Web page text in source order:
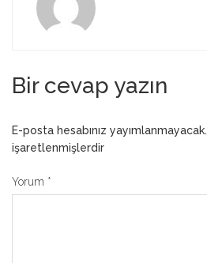
Bir cevap yazın
E-posta hesabınız yayımlanmayacak.
işaretlenmişlerdir
Yorum *